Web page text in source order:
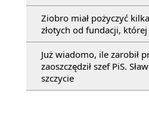
Ziobro miał pożyczyć
złotych od fundacji,
Już wiadomo, ile zarobił
zaoszczędził szef PiS.
szczycie